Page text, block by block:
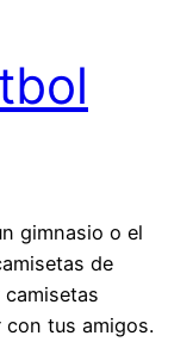
gimnasio o el
de
con tus amigos.